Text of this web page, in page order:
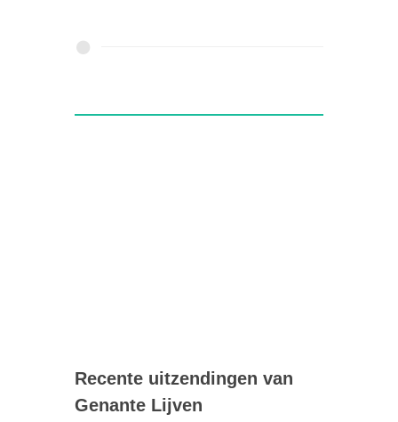
Recente uitzendingen van
Genante Lijven